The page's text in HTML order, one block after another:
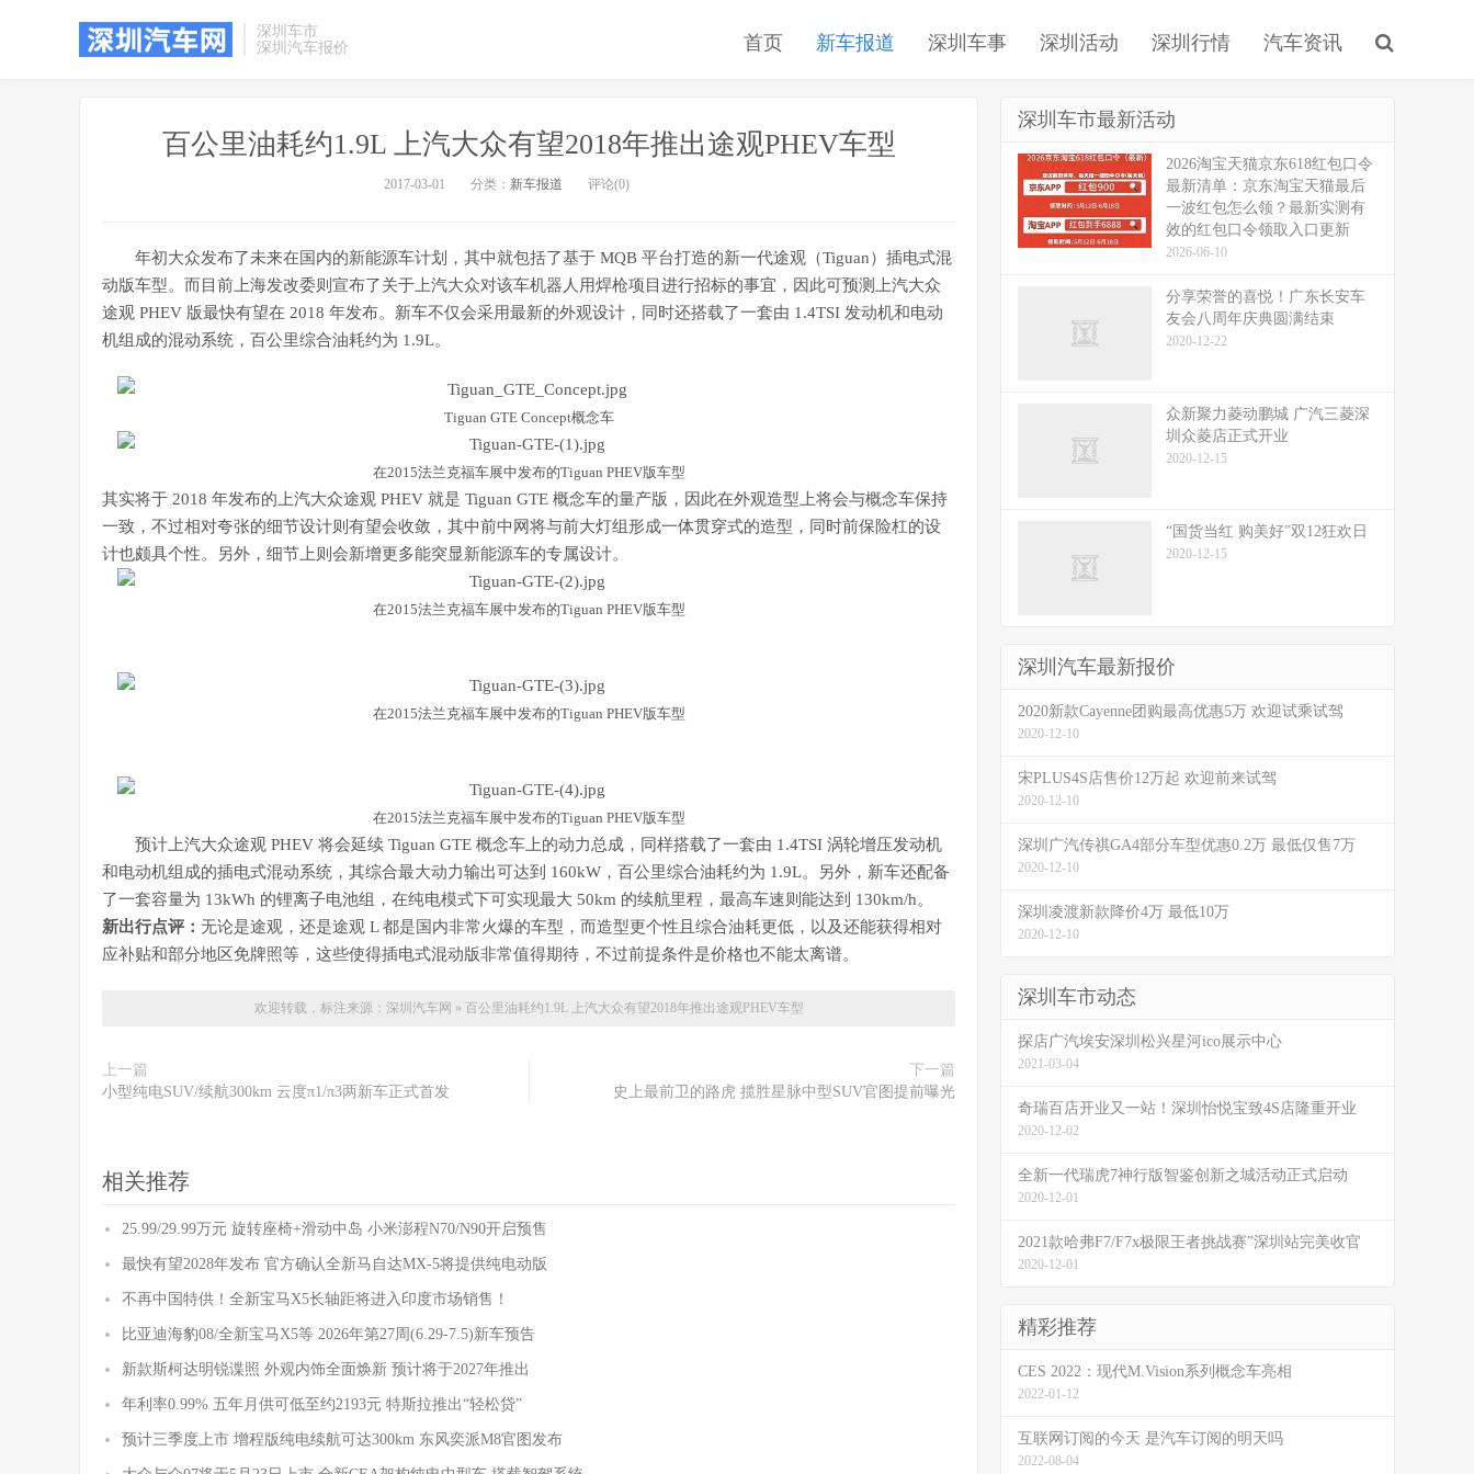
深圳车市
深圳汽车报价
首页 新车报道 深圳车事 深圳活动 深圳行情 汽车资讯
百公里油耗约1.9L 上汽大众有望2018年推出途观PHEV车型
2017-03-01 分类： 新车报道 评论(0)
年初大众发布了未来在国内的新能源车计划，其中就包括了基于 MQB 平台打造的新一代途观（Tiguan）插电式混
动版车型。而目前上海发改委则宣布了关于上汽大众对该车机器人用焊枪项目进行招标的事宜，因此可预测上汽大众
途观 PHEV 版最快有望在 2018 年发布。新车不仅会采用最新的外观设计，同时还搭载了一套由 1.4TSI 发动机和电动
机组成的混动系统，百公里综合油耗约为 1.9L。
Tiguan GTE Concept概念车
在2015法兰克福车展中发布的Tiguan PHEV版车型
其实将于 2018 年发布的上汽大众途观 PHEV 就是 Tiguan GTE 概念车的量产版，因此在外观造型上将会与概念车保持
一致，不过相对夸张的细节设计则有望会收敛，其中前中网将与前大灯组形成一体贯穿式的造型，同时前保险杠的设
计也颇具个性。另外，细节上则会新增更多能突显新能源车的专属设计。
在2015法兰克福车展中发布的Tiguan PHEV版车型
在2015法兰克福车展中发布的Tiguan PHEV版车型
在2015法兰克福车展中发布的Tiguan PHEV版车型
预计上汽大众途观 PHEV 将会延续 Tiguan GTE 概念车上的动力总成，同样搭载了一套由 1.4TSI 涡轮增压发动机
和电动机组成的插电式混动系统，其综合最大动力输出可达到 160kW，百公里综合油耗约为 1.9L。另外，新车还配备
了一套容量为 13kWh 的锂离子电池组，在纯电模式下可实现最大 50km 的续航里程，最高车速则能达到 130km/h。
新出行点评： 无论是途观，还是途观 L 都是国内非常火爆的车型，而造型更个性且综合油耗更低，以及还能获得相对
应补贴和部分地区免牌照等，这些使得插电式混动版非常值得期待，不过前提条件是价格也不能太离谱。
欢迎转载，标注来源： 深圳汽车网 » 百公里油耗约1.9L 上汽大众有望2018年推出途观PHEV车型
上一篇
小型纯电SUV/续航300km 云度π1/π3两新车正式首发
下一篇
史上最前卫的路虎 揽胜星脉中型SUV官图提前曝光
相关推荐
25.99/29.99万元 旋转座椅+滑动中岛 小米澎程N70/N90开启预售
最快有望2028年发布 官方确认全新马自达MX-5将提供纯电动版
不再中国特供！全新宝马X5长轴距将进入印度市场销售！
比亚迪海豹08/全新宝马X5等 2026年第27周(6.29-7.5)新车预告
新款斯柯达明锐谍照 外观内饰全面焕新 预计将于2027年推出
年利率0.99% 五年月供可低至约2193元 特斯拉推出“轻松贷”
预计三季度上市 增程版纯电续航可达300km 东风奕派M8官图发布
深圳车市最新活动
2026淘宝天猫京东618红包口令
最新清单：京东淘宝天猫最后
一波红包怎么领？最新实测有
效的红包口令领取入口更新
2026-06-10
分享荣誉的喜悦！广东长安车
友会八周年庆典圆满结束
2020-12-22
众新聚力菱动鹏城 广汽三菱深
圳众菱店正式开业
2020-12-15
“国货当红 购美好”双12狂欢日
2020-12-15
深圳汽车最新报价
2020新款Cayenne团购最高优惠5万 欢迎试乘试驾
2020-12-10
宋PLUS4S店售价12万起 欢迎前来试驾
2020-12-10
深圳广汽传祺GA4部分车型优惠0.2万 最低仅售7万
2020-12-10
深圳凌渡新款降价4万 最低10万
2020-12-10
深圳车市动态
探店广汽埃安深圳松兴星河ico展示中心
2021-03-04
奇瑞百店开业又一站！深圳怡悦宝致4S店隆重开业
2020-12-02
全新一代瑞虎7神行版智鉴创新之城活动正式启动
2020-12-01
2021款哈弗F7/F7x极限王者挑战赛”深圳站完美收官
2020-12-01
精彩推荐
CES 2022：现代M.Vision系列概念车亮相
2022-01-12
互联网订阅的今天 是汽车订阅的明天吗
2022-08-04